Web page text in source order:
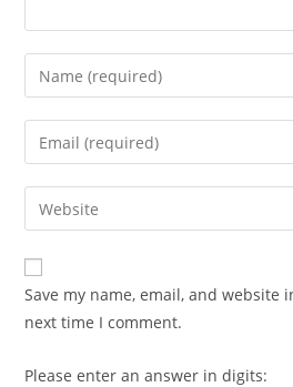
Enter
your
name
comment
Enter
your
email
address
comment
Enter
your
website
URL
(optional)
Save my name, email, and website
next time I comment.
Please enter an answer in digits: